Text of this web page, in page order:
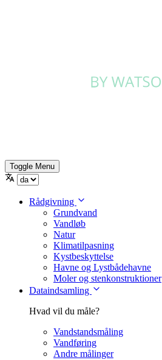
Toggle Menu
Rådgivning
Grundvand
Vandløb
Natur
Klimatilpasning
Kystbeskyttelse
Havne og Lystbådehavne
Moler og stenkonstruktioner
Dataindsamling
Hvad vil du måle?
Vandstandsmåling
Vandføring
Andre målinger